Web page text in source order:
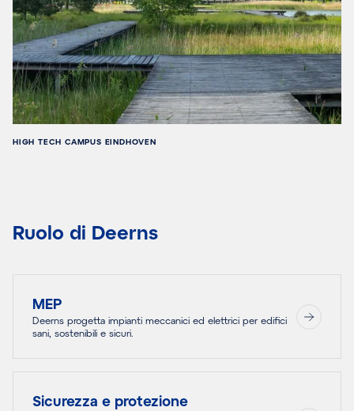
HIGH TECH CAMPUS EINDHOVEN
Ruolo di Deerns
MEP
Deerns progetta impianti meccanici ed elettrici per edifici
sani, sostenibili e sicuri.
Sicurezza e protezione